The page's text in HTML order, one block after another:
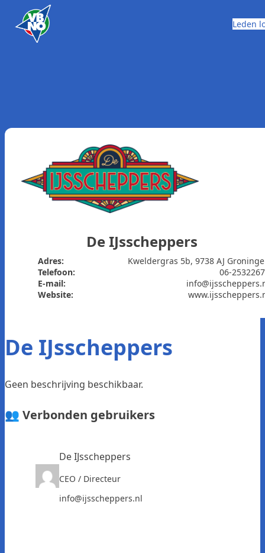
Skip to content
Leden
De IJsscheppers
Adres:
Kweldergras 5b, 9738 AJ
Telefoon:
06-
E-mail:
Website:
De IJsscheppers
Geen beschrijving beschikbaar.
👥 Verbonden gebruikers
De IJsscheppers
CEO / Directeur
info@ijsscheppers.nl